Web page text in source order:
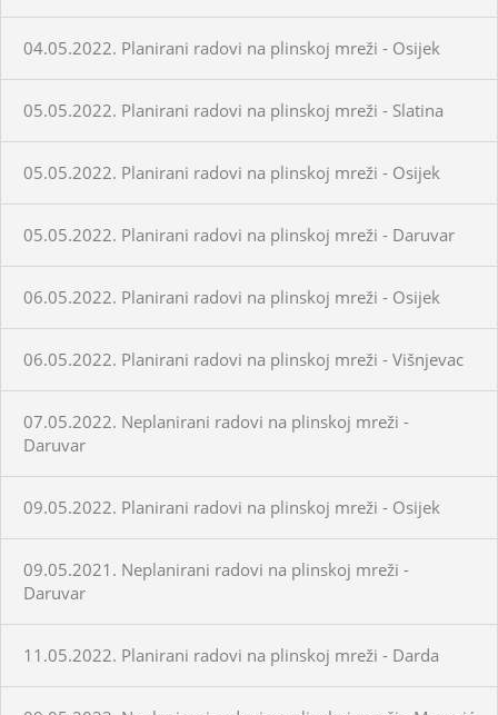
04.05.2022. Planirani radovi na plinskoj mreži - Osijek
05.05.2022. Planirani radovi na plinskoj mreži - Slatina
05.05.2022. Planirani radovi na plinskoj mreži - Osijek
05.05.2022. Planirani radovi na plinskoj mreži - Daruvar
06.05.2022. Planirani radovi na plinskoj mreži - Osijek
06.05.2022. Planirani radovi na plinskoj mreži - Višnjevac
07.05.2022. Neplanirani radovi na plinskoj mreži -
Daruvar
09.05.2022. Planirani radovi na plinskoj mreži - Osijek
09.05.2021. Neplanirani radovi na plinskoj mreži -
Daruvar
11.05.2022. Planirani radovi na plinskoj mreži - Darda